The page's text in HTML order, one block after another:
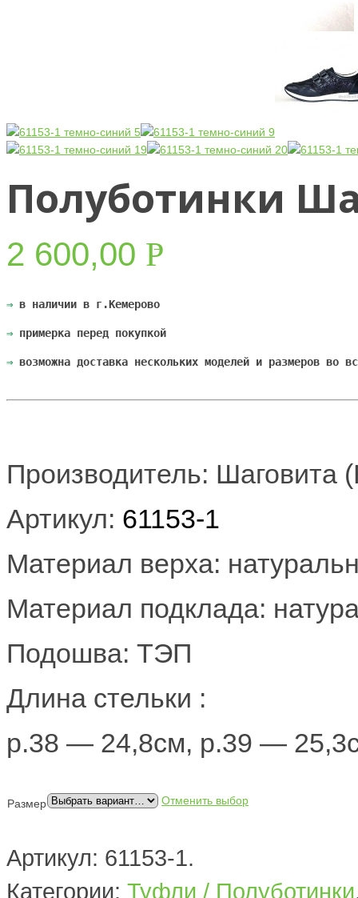
Полуботинки
2 600,00 РУБ.
⇒ в наличии в г.Кемерово
⇒ примерка перед покупкой
⇒ возможна доставка нескольких моделей и размеров во
Производитель: Шаговита
Артикул: 61153-1
Материал верха:
Материал подклада:
Подошва: ТЭП
Длина стельки :
р.38 — 24,8см, р.39 —
Размер Отменить выбор
Артикул: 61153-1.
Категории: Туфли / Полуботинки